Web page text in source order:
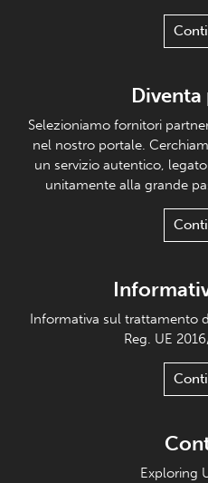
Selezioniamo fornitori
nel nostro portale.
un servizio autentico,
unitamente alla grande
Informativa sul trattamento
Reg. UE
Exploring